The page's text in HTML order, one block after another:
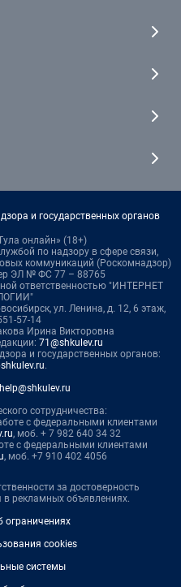
и государственных органов
онлайн» (18+)
по надзору в сфере связи,
коммуникаций (Роскомнадзор)
ЭЛ № ФС 77 – 88765
ответственностью "ИНТЕРНЕТ
ул. Ленина, д. 12, 6 этаж,
57-14
Ирина Викторовна
71@shkulev.ru
и государственных органов:
.
help@shkulev.ru
сотрудничества:
с федеральными клиентами
, моб. + 7 982 640 34 32
с федеральными клиентами
, моб. +7 910 402 4056
за достоверность
рекламных объявлениях.
cookies
системы